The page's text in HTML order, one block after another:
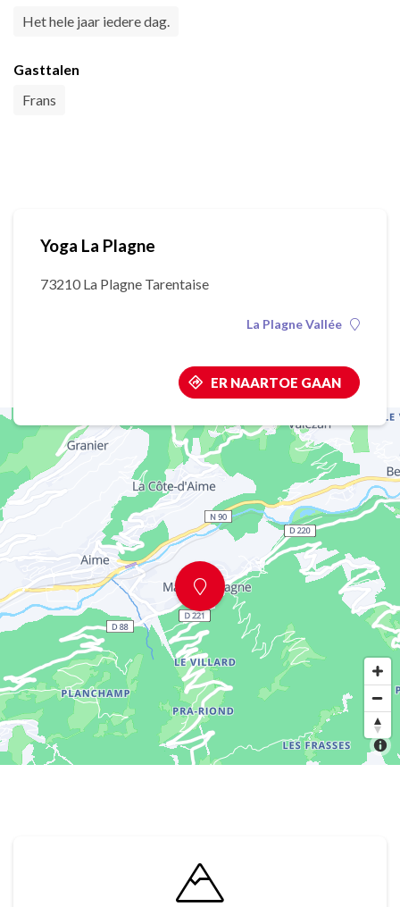
Het hele jaar iedere dag.
Gasttalen
Frans
Yoga La Plagne
73210 La Plagne Tarentaise
La Plagne Vallée
ER NAARTOE GAAN